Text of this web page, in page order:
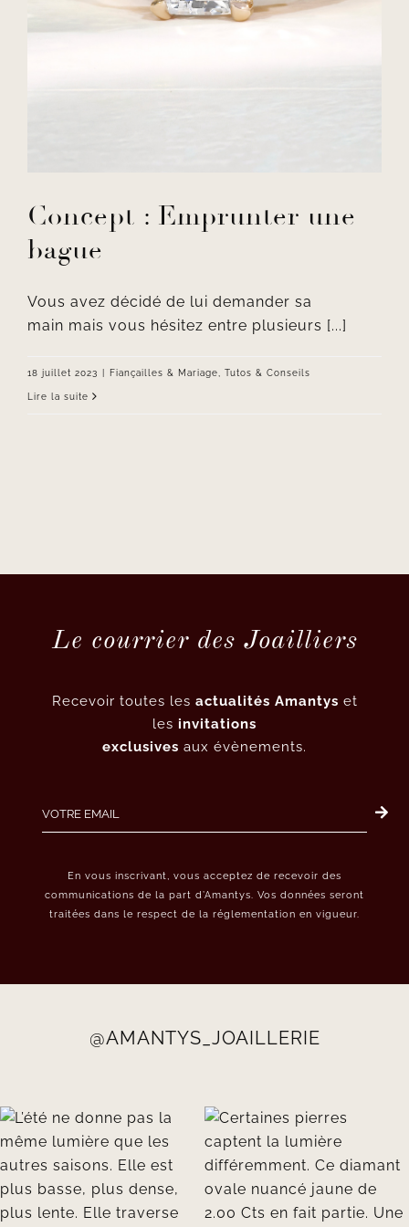
Concept : Emprunter une
bague
Vous avez décidé de lui demander sa
main mais vous hésitez entre plusieurs [...]
18 juillet 2023 Fiançailles & Mariage Tutos & Conseils
Lire la suite
Le courrier des Joailliers
Recevoir toutes les actualités Amantys et
les invitations
exclusives aux évènements.
En vous inscrivant, vous acceptez de recevoir des
communications de la part d’Amantys. Vos données seront
traitées dans le respect de la réglementation en vigueur.
@AMANTYS_JOAILLERIE